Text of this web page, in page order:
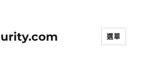
選單